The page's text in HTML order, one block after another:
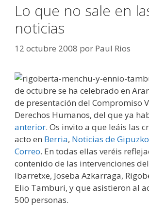
Lo que no sale en
noticias
12 octubre 2008 por Paul Rios
de octubre se ha celebrado en
de presentación del Compromiso
Derechos Humanos, del que ya
anterior. Os invito a que leáis las
acto en Berria, Noticias de
Correo. En todas ellas veréis
contenido de las intervenciones
Ibarretxe, Joseba Azkarraga,
Elio Tamburi, y que asistieron al
500 personas.